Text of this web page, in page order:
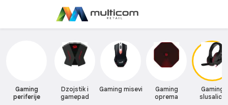
Gaming
periferije
Dzojstik i
gamepad
Gaming misevi
Gaming
oprema
Gaming
slusalice